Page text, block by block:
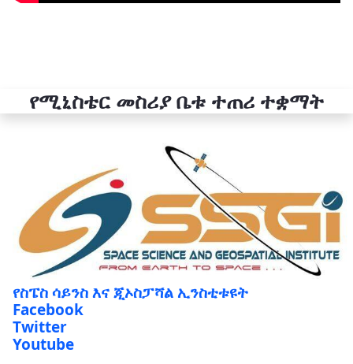
የስፔስ ሳይንስ እና ጂኦስፓሻል ኢንስቲቱዩት
Facebook
Twitter
Youtube